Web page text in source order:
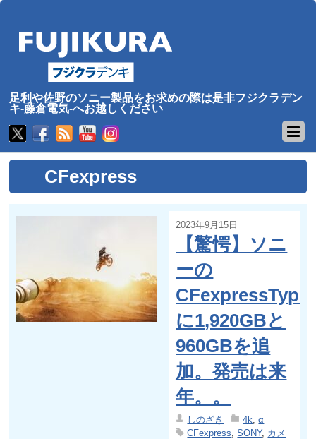
足利や佐野のソニー製品をお求めの際は是非フジクラデン
キ-藤倉電気-へお越しください
CFexpress
2023年9月15日
【驚愕】ソニ
ーの
に1,920GBと
960GBを追
加。発売は来
年。。
しのざき 4k ,α
CFexpress ,SONY, カメ